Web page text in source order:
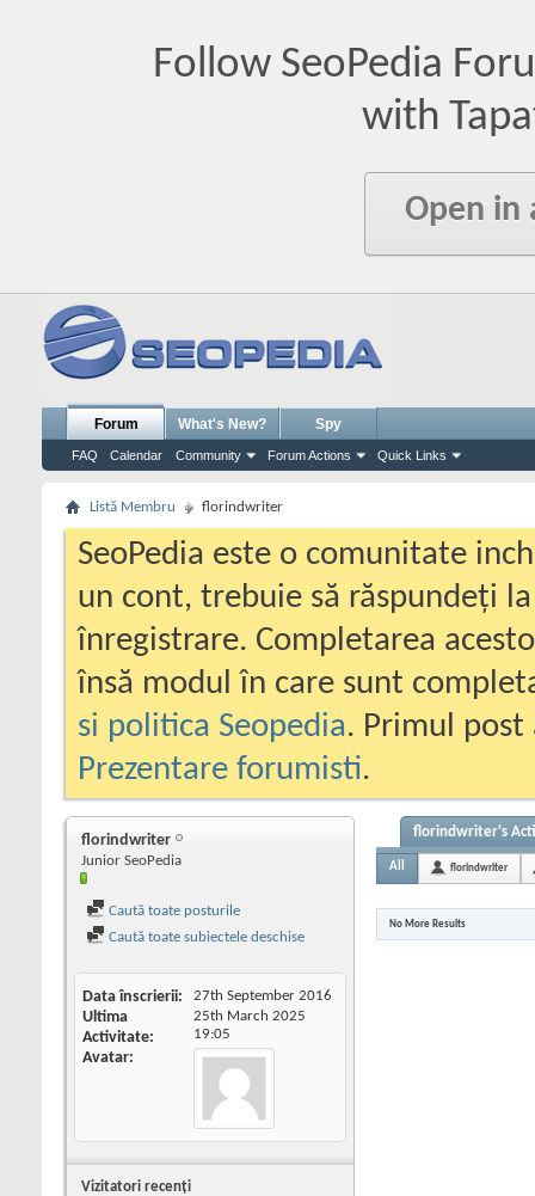
Follow SeoPedia
with
Open in
Forum
FAQ Calendar Community Forum Actions Quick Links
What's New? Spy
Listă Membru florindwriter
SeoPedia este o comunitate
un cont, trebuie să răspundeți
înregistrare. Completarea
însă modul în care sunt
si politica Seopedia. Primul
Prezentare forumisti.
florindwriter
Junior SeoPedia
Caută toate posturile
Caută toate subiectele deschise
Data înscrierii 27th September 2016
Ultima
Activitate
25th March 2025
19:05
Avatar
Vizitatori recenţi
florindwriter's
All florindwriter
No More Results